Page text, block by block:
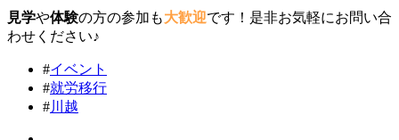
見学や体験の方の参加も大歓迎です！是非お気軽にお問い合
わせください♪
#イベント
#就労移行
#川越